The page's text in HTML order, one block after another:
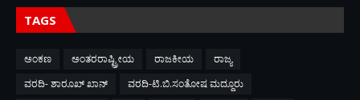
TAGS
ಅಂಕಣ ಅಂತರರಾಷ್ಟ್ರೀಯ ರಾಜಕೀಯ
ರಾಜ್ಯ
ವರದಿ- ಶಾರೂಖ್ ಖಾನ್
ವರದಿ-ಟಿ.ಬಿ.ಸಂತೋಷ ಮದ್ದೂರು